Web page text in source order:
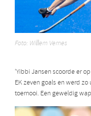
Foto: Willem Vernes
‘Yibbi Jansen scoorde er
EK zeven goals en werd
toernooi. Een geweldig